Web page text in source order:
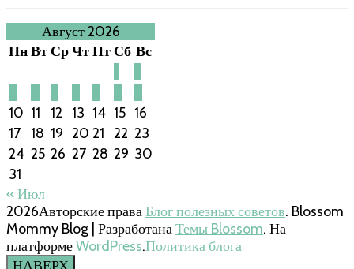
Август 2026
ПнВтСрЧтПтСб Вс
10 11 12 13 14 15 16
17
18 19 20 21 22 23
24 25 26 27 28 29 30
31
« Июл
2026Авторские праваБлог полезных советов. Blossom
Mommy Blog | РазработанаТемы Blossom. На
платформеWordPress.Политика блога